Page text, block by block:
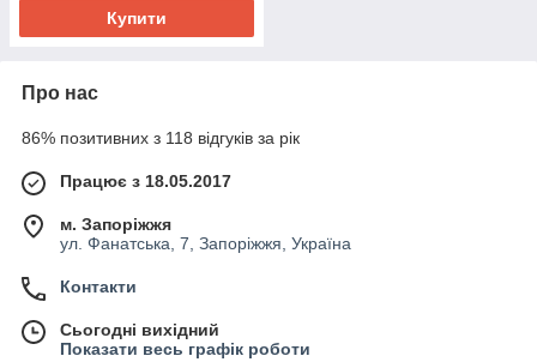
Купити
Про нас
86% позитивних з 118 відгуків за рік
Працює з 18.05.2017
м. Запоріжжя
ул. Фанатська, 7, Запоріжжя, Україна
Контакти
Сьогодні вихідний
Показати весь графік роботи